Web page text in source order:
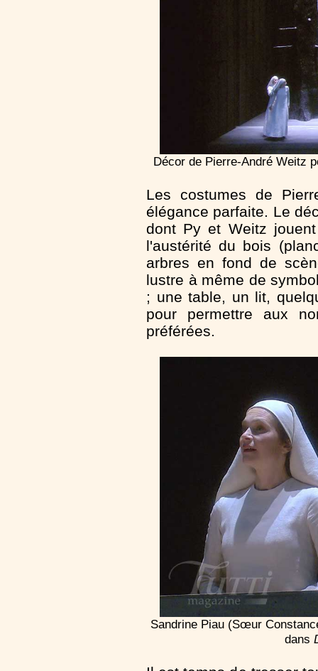
Décor de Pierre-André Weitz
Les costumes de
élégance parfaite. Le
dont Py et Weitz
l'austérité du bois
arbres en fond de
lustre à même de
; une table, un lit,
pour permettre aux
préférées.
Sandrine Piau (Sœur
dans